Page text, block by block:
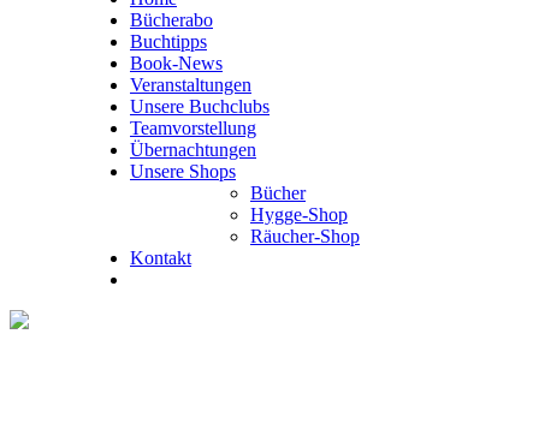
Bücherabo
Buchtipps
Book-News
Veranstaltungen
Unsere Buchclubs
Teamvorstellung
Übernachtungen
Unsere Shops
Bücher
Hygge-Shop
Räucher-Shop
Kontakt